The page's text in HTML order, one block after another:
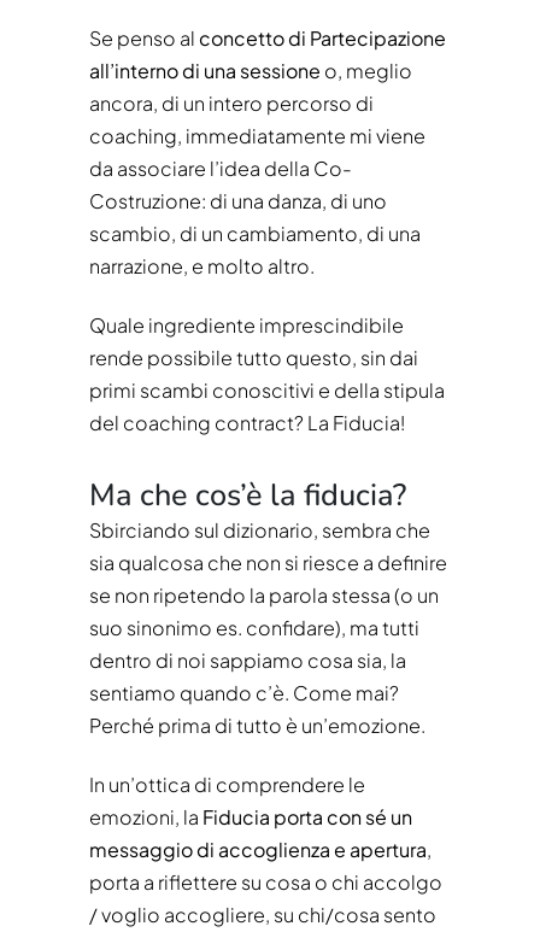
Se penso al concetto di Partecipazione
all’interno di una sessione o, meglio
ancora, di un intero percorso di
coaching, immediatamente mi viene
da associare l’idea della Co-
Costruzione: di una danza, di uno
scambio, di un cambiamento, di una
narrazione, e molto altro.
Quale ingrediente imprescindibile
rende possibile tutto questo, sin dai
primi scambi conoscitivi e della stipula
del coaching contract? La Fiducia!
Ma che cos’è la fiducia?
Sbirciando sul dizionario, sembra che
sia qualcosa che non si riesce a definire
se non ripetendo la parola stessa (o un
suo sinonimo es. confidare), ma tutti
dentro di noi sappiamo cosa sia, la
sentiamo quando c’è. Come mai?
Perché prima di tutto è un’emozione.
In un’ottica di comprendere le
emozioni, la Fiducia porta con sé un
messaggio di accoglienza e apertura,
porta a riflettere su cosa o chi accolgo
/ voglio accogliere, su chi/cosa sento